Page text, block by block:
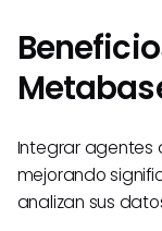
Integrar agentes
mejorando
analizan sus